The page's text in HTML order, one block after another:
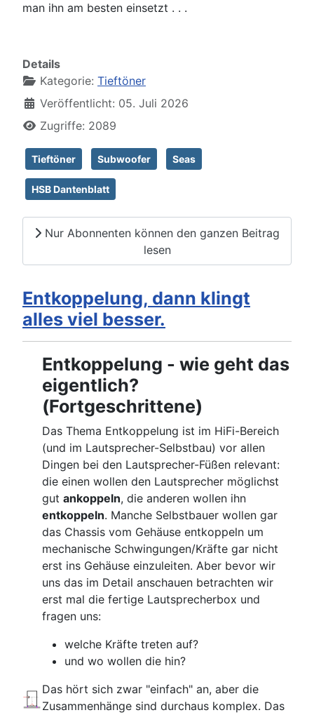
man ihn am besten einsetzt . . .
Details
Kategorie: Tieftöner
Veröffentlicht: 05. Juli 2026
Zugriffe: 2089
Tieftöner Subwoofer Seas
HSB Dantenblatt
Nur Abonnenten können den ganzen Beitrag
lesen
Entkoppelung, dann klingt
alles viel besser.
Entkoppelung - wie geht das
eigentlich?
(Fortgeschrittene)
Das Thema Entkoppelung ist im HiFi-Bereich
(und im Lautsprecher-Selbstbau) vor allen
Dingen bei den Lautsprecher-Füßen relevant:
die einen wollen den Lautsprecher möglichst
gut ankoppeln, die anderen wollen ihn
entkoppeln. Manche Selbstbauer wollen gar
das Chassis vom Gehäuse entkoppeln um
mechanische Schwingungen/Kräfte gar nicht
erst ins Gehäuse einzuleiten. Aber bevor wir
uns das im Detail anschauen betrachten wir
erst mal die fertige Lautsprecherbox und
fragen uns:
welche Kräfte treten auf?
und wo wollen die hin?
Das hört sich zwar "einfach" an, aber die
Zusammenhänge sind durchaus komplex. Das